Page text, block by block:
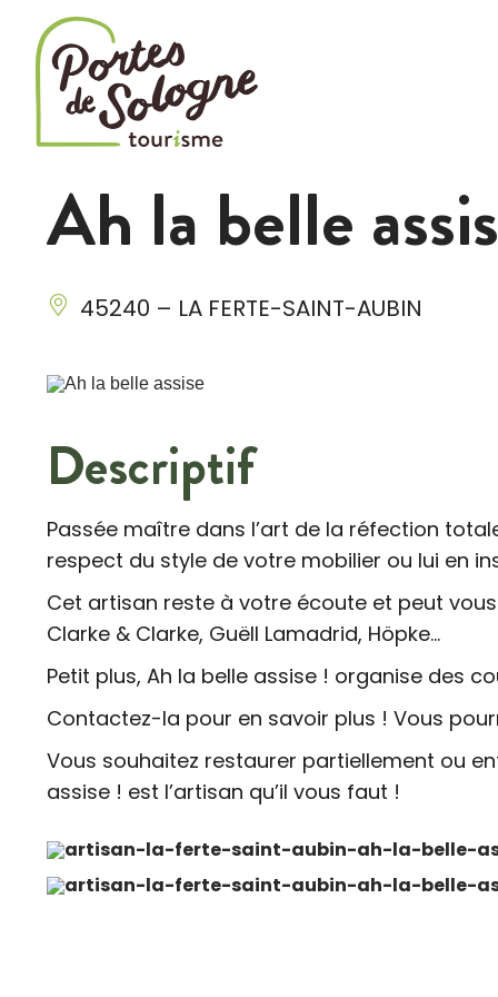
Ah la belle
45240 – LA FERTE-SAINT-AUBIN
Descriptif
Passée maître dans l’art de la réfection
respect du style de votre mobilier ou lui en
Cet artisan reste à votre écoute et peut
Clarke & Clarke, Guëll Lamadrid, Höpke…
Petit plus, Ah la belle assise ! organise des
Contactez-la pour en savoir plus ! Vous
Vous souhaitez restaurer partiellement ou
assise ! est l’artisan qu’il vous faut !